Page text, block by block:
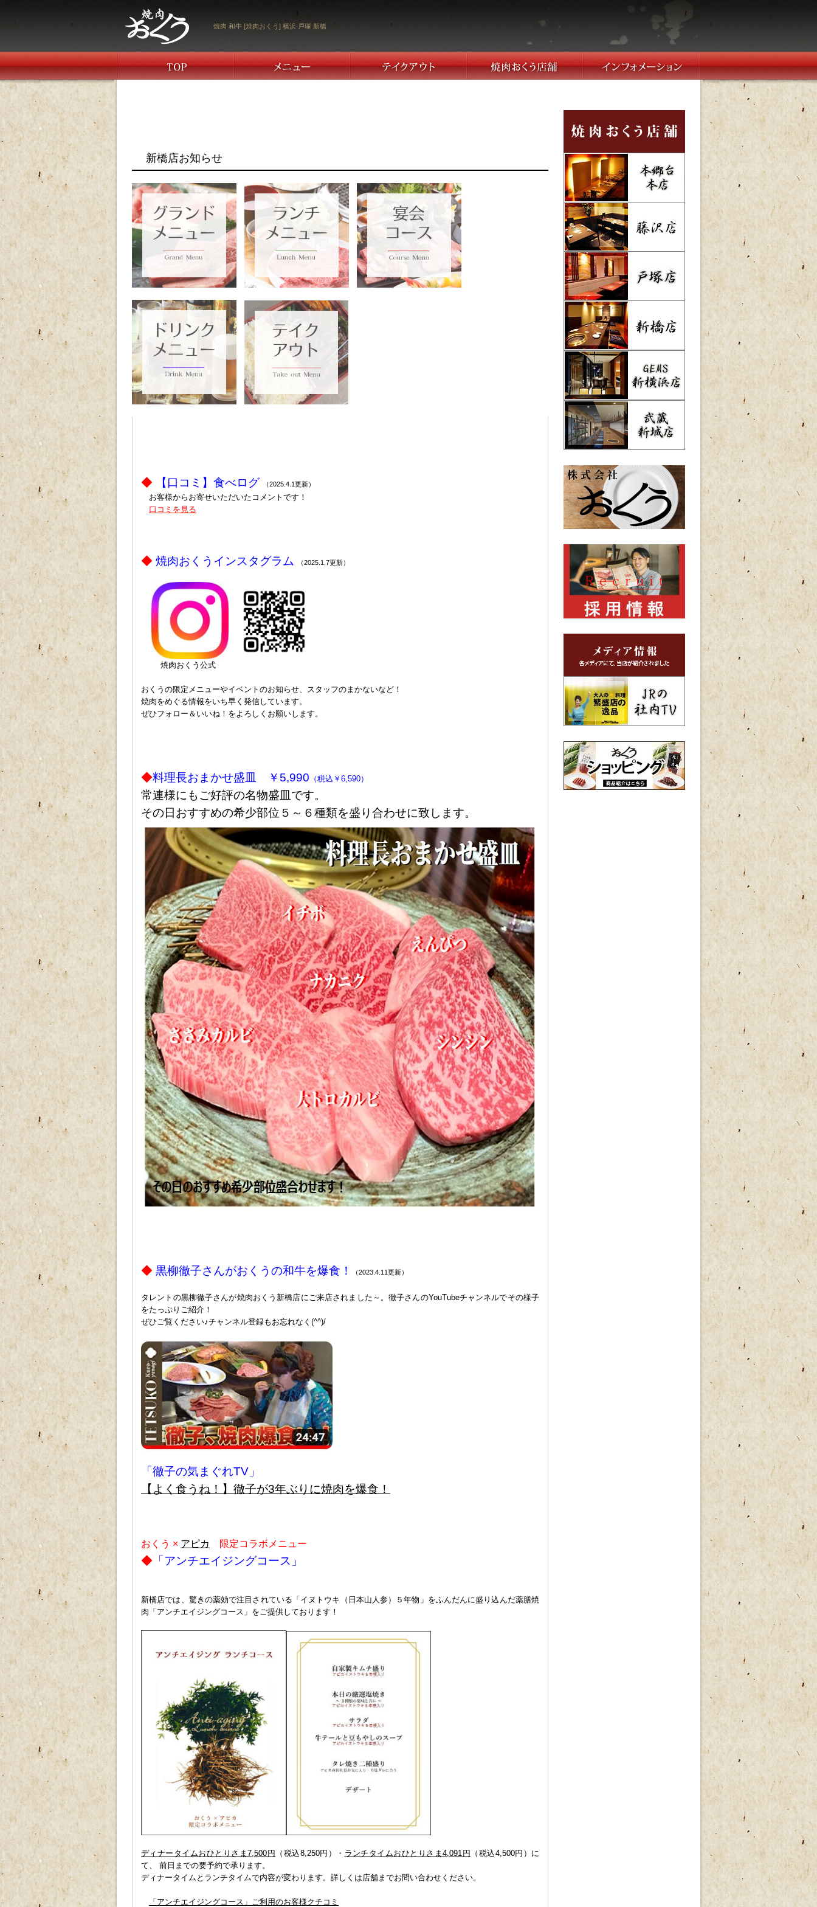
焼肉 和牛 [焼肉おくう] 横浜 戸塚 新橋
新橋店お知らせ
◆ 【口コミ】食べログ （2025.4.1更新）
お客様からお寄せいただいたコメントです！
口コミを見る
◆ 焼肉おくうインスタグラム （2025.1.7更新）
焼肉おくう公式
おくうの限定メニューやイベントのお知らせ、スタッフのまかないなど！
焼肉をめぐる情報をいち早く発信しています。
ぜひフォロー＆いいね！をよろしくお願いします。
◆料理長おまかせ盛皿 ￥5,990 （税込￥6,590）
常連様にもご好評の名物盛皿です。
その日おすすめの希少部位５～６種類を盛り合わせに致します。
◆ 黒柳徹子さんがおくうの和牛を爆食！ （2023.4.11更新）
タレントの黒柳徹子さんが焼肉おくう新橋店にご来店されました～ 。徹子さんのYouTubeチャンネルでその様子
をたっぷりご紹介！
ぜひご覧ください♪チャンネル登録もお忘れなく(^^)/
「徹子の気まぐれTV」
【よく食うね！】徹子が3年ぶりに焼肉を爆食！
おくう × アピカ 限定コラボメニュー
◆ 「アンチエイジングコース」
新橋店では、驚きの薬効で注目されている「イヌトウキ（日本山人参）５年物」をふんだんに盛り込んだ薬膳焼
肉「アンチエイジングコース」をご提供しております！
ディナータイムおひとりさま7,500円 （税込8,250円）・ ランチタイムおひとりさま4,091円
（税込4,500円）に
て、 前日までの要予約で承ります。
ディナータイムとランチタイムで内容が変わります。詳しくは店舗までお問い合わせください。
「アンチエイジングコース」ご利用のお客様クチコミ